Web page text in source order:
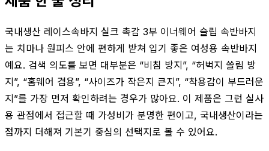
국내생산 레이스속바지 실크 촉감 3부 이너웨어 슬립 속반바지
는 치마나 원피스 안에 편하게 받쳐 입기 좋은 여성용 속반바지
예요. 검색 의도를 보면 대부분은 “비침 방지”, “허벅지 쓸림 방
지”, “홈웨어 겸용”, “사이즈가 작은지 큰지”, “착용감이 부드러운
지”를 가장 먼저 확인하려는 경우가 많아요. 이 제품은 그런 실사
용 관점에서 접근할 때 가성비가 분명한 편이고, 국내생산이라는
점까지 더해져 기본기 중심의 선택지로 볼 수 있어요.